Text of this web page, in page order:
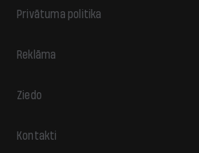
Privātuma politika
Reklāma
Ziedo
Kontakti